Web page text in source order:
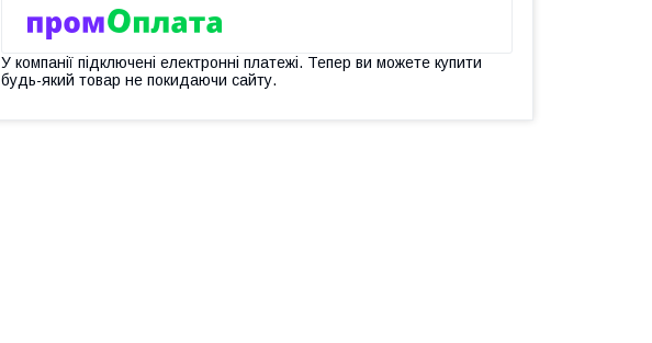
У компанії підключені електронні платежі. Тепер ви можете купити
будь-який товар не покидаючи сайту.